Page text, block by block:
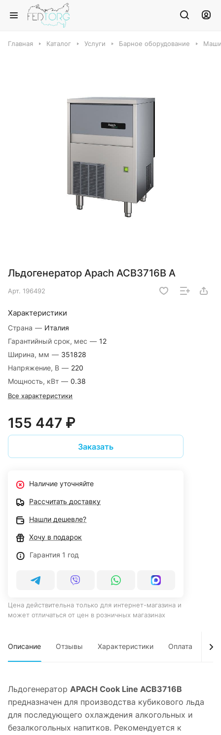
Главная Каталог Услуги Барное оборудование
Льдогенератор Apach ACB3716B A
Арт. 196492
Характеристики
Страна — Италия
Гарантийный срок, мес — 12
Ширина, мм — 351828
Напряжение, В — 220
Мощность, кВт — 0.38
Все характеристики
155 447 ₽
Заказать
Наличие уточняйте
Рассчитать доставку
Нашли дешевле?
Хочу в подарок
Гарантия 1 год
Цена действительна только для интернет-магазина и
может отличаться от цен в розничных магазинах
Описание Отзывы Характеристики Оплата
Льдогенератор APACH Cook Line ACB3716B
предназначен для производства кубикового льда
для последующего охлаждения алкогольных и
безалкогольных напитков. Рекомендуется к